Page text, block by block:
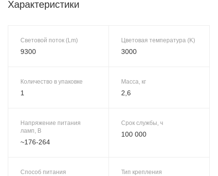
Характеристики
Световой поток (Lm)
9300
Цветовая температура (K)
3000
Количество в упаковке
1
Масса, кг
2,6
Напряжение питания
ламп, В
~176-264
Срок службы, ч
100 000
Способ питания Тип крепления